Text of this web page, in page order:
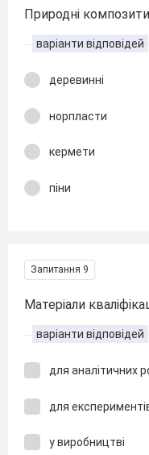
Природні композити
варіанти відповідей
деревинні
норпласти
кермети
піни
Запитання 9
Матеріали
варіанти відповідей
для аналітичних
для
у виробництві